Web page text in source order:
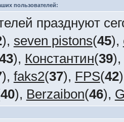
пользователей:
празднуют
), seven pistons(45),
), Константин(39),
), faks2(37), FPS(42
40), Berzaibon(46),